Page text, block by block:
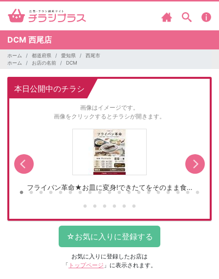
DCM 西尾店
ホーム 都道府県 愛知県
西尾市
ホーム
お店の名前 DCM
本日公開中のチラシ
画像はイメージです。
画像をクリックするとチラシが開きます。
フライパン革命★お皿に変身!できたてをそのまま食…
お気に入りに登録したお店は
「 トップページ 」に表示されます。